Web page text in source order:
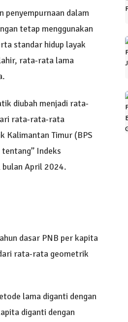
penyempurnaan dalam
tetap menggunakan
standar hidup layak
rata-rata lama
diubah menjadi rata-
rata-rata-rata
Kalimantan Timur (BPS
Indeks
bulan April 2024.
dasar PNB per kapita
rata-rata geometrik
lama diganti dengan
diganti dengan